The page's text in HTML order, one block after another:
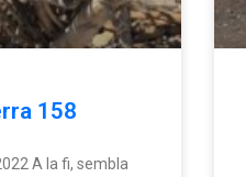
158
A la fi, sembla